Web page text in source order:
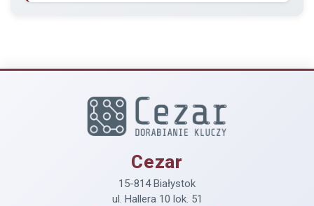
Cezar
15-814 Białystok
ul. Hallera 10 lok. 51